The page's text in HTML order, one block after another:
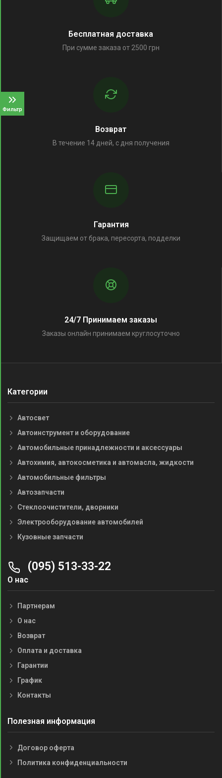
Фильтр
Бесплатная доставка
При сумме заказа от 2500 грн
Возврат
В течение 14 дней, с дня получения
Гарантия
Защищаем от брака, пересорта, подделки
24/7 Принимаем заказы
Заказы онлайн принимаем круглосуточно
Категории
Автосвет
Автоинструмент и оборудование
Автомобильные принадлежности и аксессуары
Автохимия, автокосметика и автомасла, жидкости
Автомобильные фильтры
Автозапчасти
Стеклоочистители, дворники
Электрооборудование автомобилей
Кузовные запчасти
(095) 513-33-22
О нас
Партнерам
О нас
Возврат
Оплата и доставка
Гарантии
График
Контакты
Полезная информация
Договор оферта
Политика конфиденциальности